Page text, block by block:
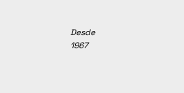
Desde
1967